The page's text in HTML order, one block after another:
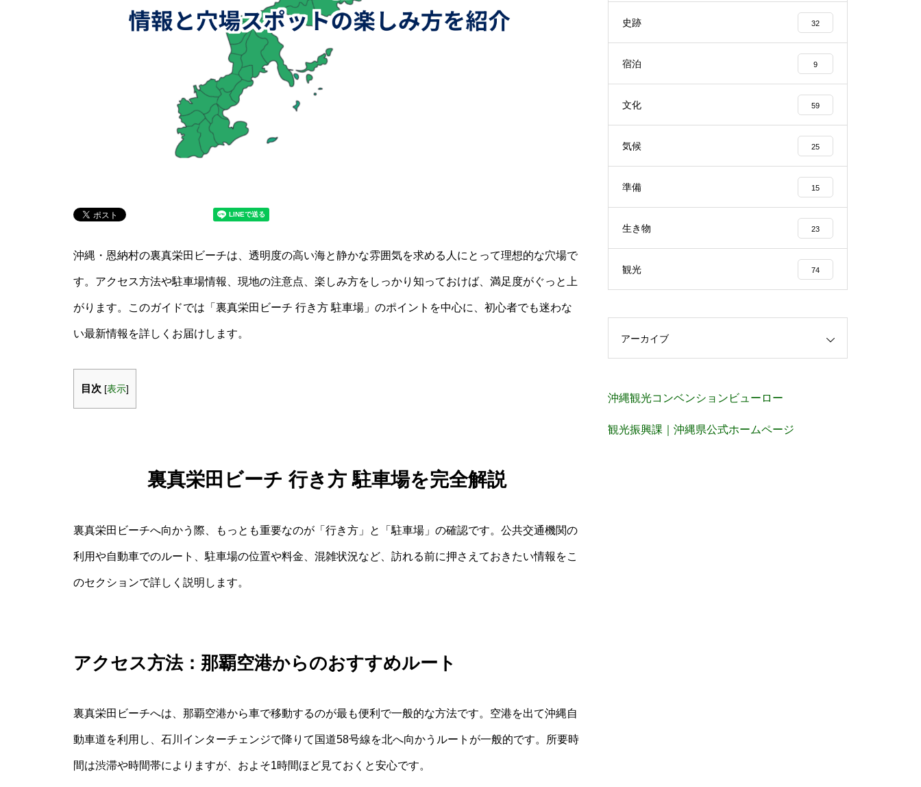
沖縄・恩納村の裏真栄田ビーチは、透明度の高い海と静かな雰囲気を求める人にとって理想的な穴場で
す。アクセス方法や駐車場情報、現地の注意点、楽しみ方をしっかり知っておけば、満足度がぐっと上
がります。このガイドでは「裏真栄田ビーチ 行き方 駐車場」のポイントを中心に、初心者でも迷わな
い最新情報を詳しくお届けします。
目次 [表示]
裏真栄田ビーチ 行き方 駐車場を完全解説
裏真栄田ビーチへ向かう際、もっとも重要なのが「行き方」と「駐車場」の確認です。公共交通機関の
利用や自動車でのルート、駐車場の位置や料金、混雑状況など、訪れる前に押さえておきたい情報をこ
のセクションで詳しく説明します。
アクセス方法：那覇空港からのおすすめルート
裏真栄田ビーチへは、那覇空港から車で移動するのが最も便利で一般的な方法です。空港を出て沖縄自
動車道を利用し、石川インターチェンジで降りて国道58号線を北へ向かうルートが一般的です。所要時
間は渋滞や時間帯によりますが、およそ1時間ほど見ておくと安心です。
史跡 32
宿泊 9
文化 59
気候 25
準備 15
生き物 23
観光 74
アーカイブ
沖縄観光コンベンションビューロー
観光振興課｜沖縄県公式ホームページ